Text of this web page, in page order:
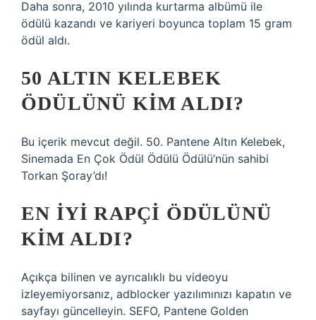
Daha sonra, 2010 yılında kurtarma albümü ile
ödülü kazandı ve kariyeri boyunca toplam 15 gram
ödül aldı.
50 ALTIN KELEBEK
ÖDÜLÜNÜ KIM ALDI?
Bu içerik mevcut değil. 50. Pantene Altın Kelebek,
Sinemada En Çok Ödül Ödülü Ödülü’nün sahibi
Torkan Şoray’dı!
EN IYI RAPÇI ÖDÜLÜNÜ
KIM ALDI?
Açıkça bilinen ve ayrıcalıklı bu videoyu
izleyemiyorsanız, adblocker yazılımınızı kapatın ve
sayfayı güncelleyin. SEFO, Pantene Golden